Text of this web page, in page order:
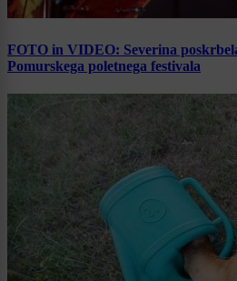
FOTO in VIDEO: Severina
Pomurskega poletnega festivala